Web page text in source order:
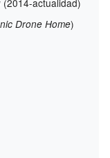
Drone Home)